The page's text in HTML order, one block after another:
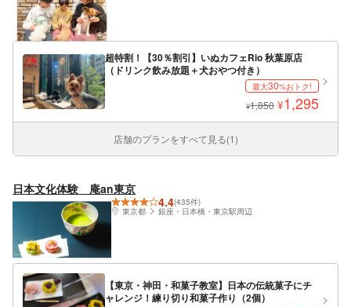
超特割！【30％割引】いぬカフェRio 秋葉原店
（ドリンク飲み放題＋犬おやつ付き）
最大30%おトク!
¥1,850 ¥1,295
店舗のプランをすべて見る(1)
日本文化体験 庵an東京
4.4(435件)
東京都
銀座・日本橋・東京駅周辺
【東京・神田・和菓子教室】日本の伝統菓子にチ
ャレンジ！練り切り和菓子作り（2個）